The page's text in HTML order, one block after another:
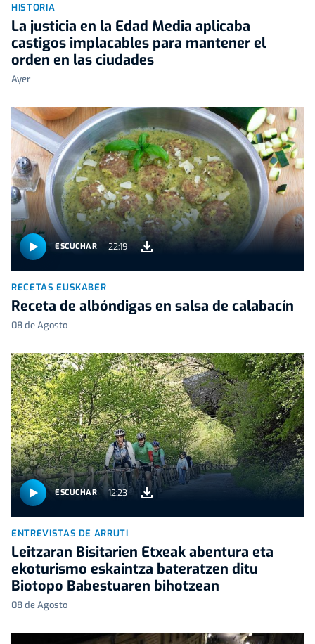
HISTORIA
La justicia en la Edad Media aplicaba
castigos implacables para mantener el
orden en las ciudades
Ayer
ESCUCHAR 22:19
RECETAS EUSKABER
Receta de albóndigas en salsa de calabacín
08 de Agosto
ESCUCHAR 12:23
ENTREVISTAS DE ARRUTI
Leitzaran Bisitarien Etxeak abentura eta
ekoturismo eskaintza bateratzen ditu
Biotopo Babestuaren bihotzean
08 de Agosto